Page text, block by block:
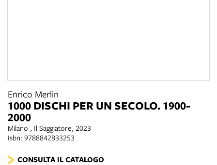
Enrico Merlin
1000 DISCHI PER UN SECOLO. 1900-
2000
Milano , Il Saggiatore, 2023
Isbn: 9788842833253
CONSULTA IL CATALOGO